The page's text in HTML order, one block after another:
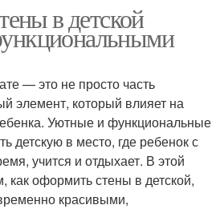
в детской
— это не просто часть
элемент, который влияет на
Уютные и функциональные
детскую в место, где ребенок с
учится и отдыхает. В этой
как оформить стены в детской,
красивыми,